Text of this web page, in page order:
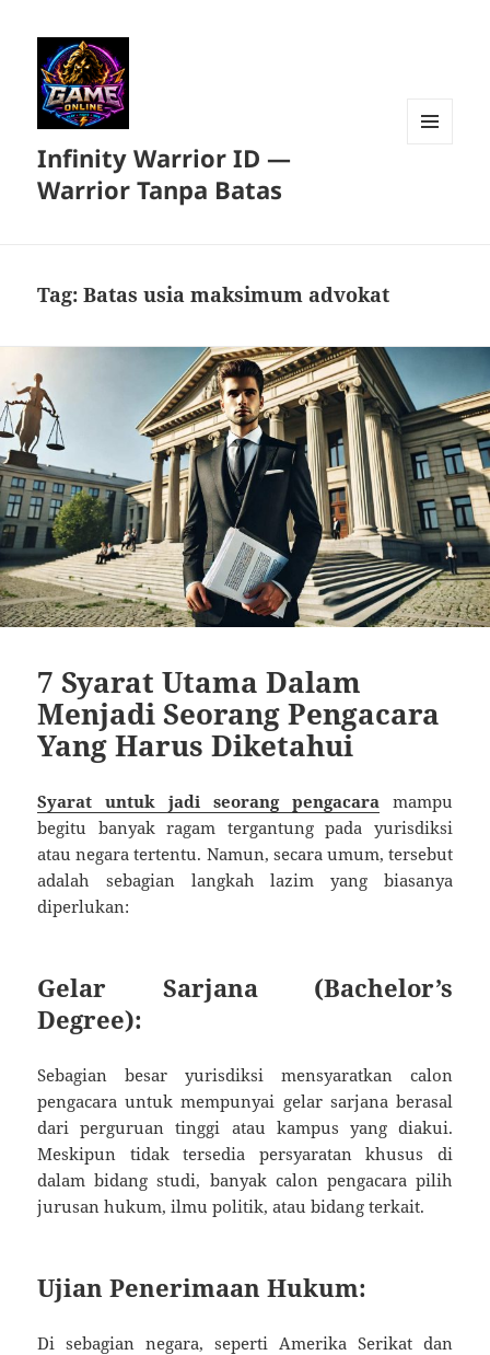
Infinity Warrior ID —
Warrior Tanpa Batas
Tag:Batas usia maksimum advokat
7 Syarat Utama Dalam
Menjadi Seorang Pengacara
Yang Harus Diketahui
Syarat untuk jadi seorang pengacara mampu
begitu banyak ragam tergantung pada yurisdiksi
atau negara tertentu. Namun, secara umum, tersebut
adalah sebagian langkah lazim yang biasanya
diperlukan:
Gelar Sarjana (Bachelor’s
Degree):
Sebagian besar yurisdiksi mensyaratkan calon
pengacara untuk mempunyai gelar sarjana berasal
dari perguruan tinggi atau kampus yang diakui.
Meskipun tidak tersedia persyaratan khusus di
dalam bidang studi, banyak calon pengacara pilih
jurusan hukum, ilmu politik, atau bidang terkait.
Ujian Penerimaan Hukum:
Di sebagian negara, seperti Amerika Serikat dan